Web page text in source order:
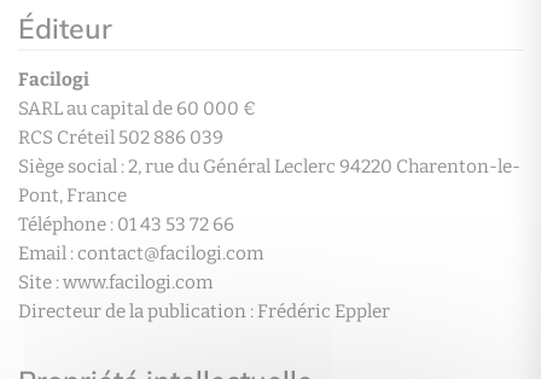
Éditeur
Facilogi
SARL au capital de 60 000 €
RCS Créteil 502 886 039
Siège social : 2, rue du Général Leclerc 94220 Charenton-le-
Pont, France
Téléphone : 01 43 53 72 66
Email : contact@facilogi.com
Site : www.facilogi.com
Directeur de la publication : Frédéric Eppler